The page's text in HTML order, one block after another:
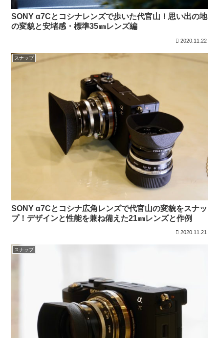
SONY α7Cとコシナレンズで歩いた代官山！思い出の地
の変貌と安堵感・標準35㎜レンズ編
2020.11.22
スナップ
SONY α7Cとコシナ広角レンズで代官山の変貌をスナッ
プ！デザインと性能を兼ね備えた21㎜レンズと作例
2020.11.21
スナップ